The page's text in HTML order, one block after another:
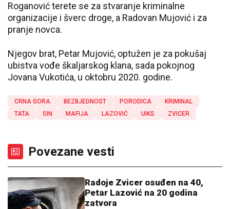
Roganović terete se za stvaranje kriminalne
organizacije i šverc droge, a Radovan Mujović i za
pranje novca.
Njegov brat, Petar Mujović, optužen je za pokušaj
ubistva vođe škaljarskog klana, sada pokojnog
Jovana Vukotića, u oktobru 2020. godine.
CRNA GORA BEZBJEDNOST PORODICA
KRIMINAL
TATA
SIN MAFIJA LAZOVIĆ UIKS ZVICER
Povezane vesti
Radoje Zvicer osuđen na 40,
Petar Lazović na 20 godina
zatvora